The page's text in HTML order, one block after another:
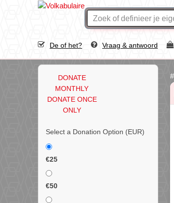
De of het? Vraag & antwoord
DONATE
MONTHLY
DONATE ONCE
ONLY
Select a Donation Option (EUR)
€25
€50